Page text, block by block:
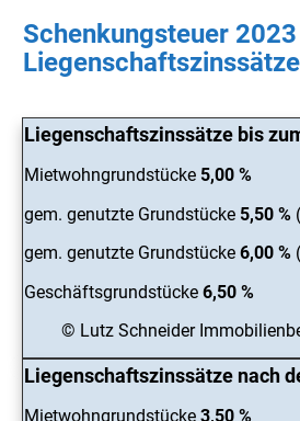
Schenkungsteuer
Liegenschaftszinssätze
Liegenschaftszinssätze bis
Mietwohngrundstücke 5,00 %
gem. genutzte Grundstücke 5,50 %
gem. genutzte Grundstücke 6,00 %
Geschäftsgrundstücke 6,50 %
© Lutz Schneider
Liegenschaftszinssätze nach
Mietwohngrundstücke 3,50 %